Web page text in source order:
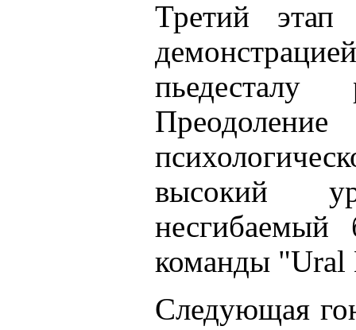
Третий
высокий
несгибаемый
команды "Ural
Следующая